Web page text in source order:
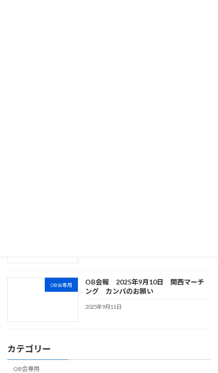
OB会専用
OB会報 2025年9月10日 関西マーチ
ング カンパのお願い
2025年9月11日
カテゴリー
OB会専用